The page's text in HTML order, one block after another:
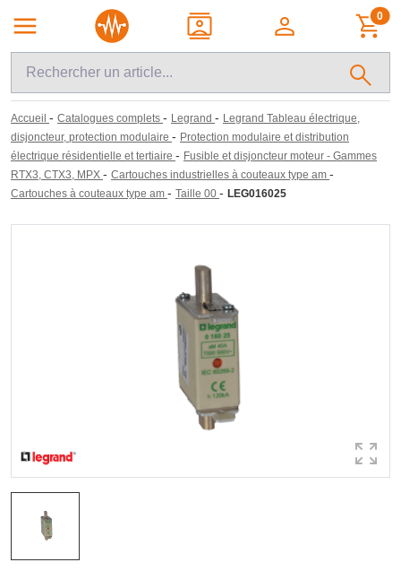
0
Accueil - Catalogues complets - Legrand - Legrand Tableau électrique,
disjoncteur, protection modulaire - Protection modulaire et distribution
électrique résidentielle et tertiaire - Fusible et disjoncteur moteur - Gammes
RTX3, CTX3, MPX - Cartouches industrielles à couteaux type am -
Cartouches à couteaux type am - Taille 00 - LEG016025